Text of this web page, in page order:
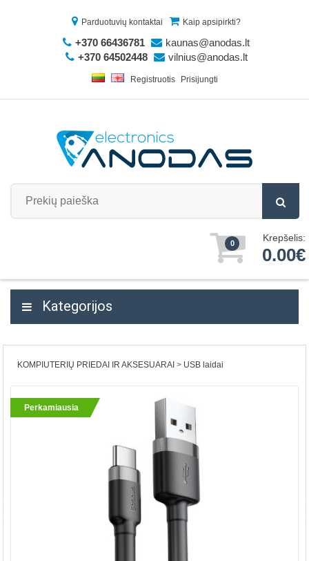
Parduotuvių kontaktai Kaip apsipirkti?
+370 66436781
kaunas@anodas.lt
+370 64502448
vilnius@anodas.lt
Registruotis Prisijungti
0 Krepšelis:
0.00€
Kategorijos
KOMPIUTERIŲ PRIEDAI IR AKSESUARAI USB laidai
Perkamiausia